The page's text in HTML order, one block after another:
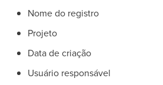
Nome do registro
Projeto
Data de criação
Usuário responsável